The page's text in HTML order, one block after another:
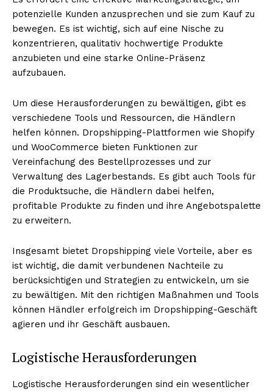
potenzielle Kunden anzusprechen und sie zum Kauf zu
bewegen. Es ist wichtig, sich auf eine Nische zu
konzentrieren, qualitativ hochwertige Produkte
anzubieten und eine starke Online-Präsenz
aufzubauen.
Um diese Herausforderungen zu bewältigen, gibt es
verschiedene Tools und Ressourcen, die Händlern
helfen können. Dropshipping-Plattformen wie Shopify
und WooCommerce bieten Funktionen zur
Vereinfachung des Bestellprozesses und zur
Verwaltung des Lagerbestands. Es gibt auch Tools für
die Produktsuche, die Händlern dabei helfen,
profitable Produkte zu finden und ihre Angebotspalette
zu erweitern.
Insgesamt bietet Dropshipping viele Vorteile, aber es
ist wichtig, die damit verbundenen Nachteile zu
berücksichtigen und Strategien zu entwickeln, um sie
zu bewältigen. Mit den richtigen Maßnahmen und Tools
können Händler erfolgreich im Dropshipping-Geschäft
agieren und ihr Geschäft ausbauen.
Logistische Herausforderungen
Logistische Herausforderungen sind ein wesentlicher